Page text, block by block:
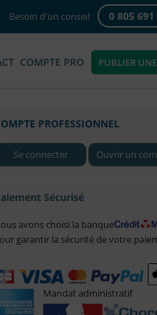
Besoin d'un conseil 0 805 691
COMPTE PRO PUBLIER
PROFESSIONNEL
Se connecter Ouvrir un
Sécurisé
avons choisi la banque
garantir la sécurité de votre
Mandat administratif